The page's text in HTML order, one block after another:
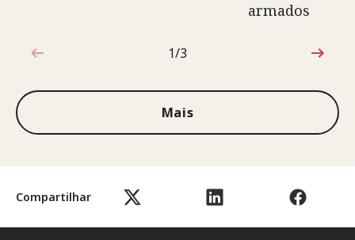
Compartilhar
armados
1 de 3
1/3
Mais